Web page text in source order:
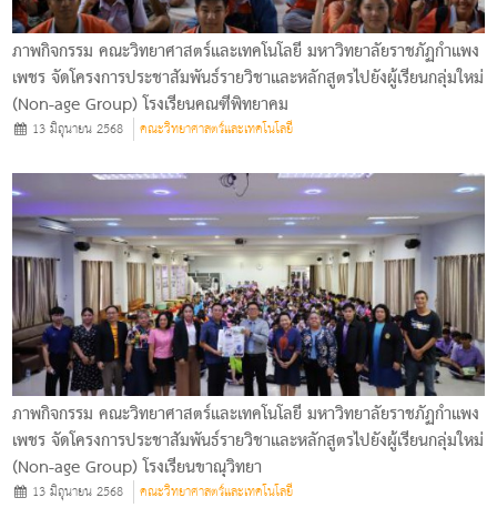
ภาพกิจกรรม คณะวิทยาศาสตร์และเทคโนโลยี มหาวิทยาลัยราชภัฏกําแพง
เพชร จัดโครงการประชาสัมพันธ์รายวิชาและหลักสูตรไปยังผู้เรียนกลุ่มใหม่
(Non-age Group) โรงเรียนคณฑีพิทยาคม
13 มิถุนายน 2568 คณะวิทยาศาสตร์และเทคโนโลยี
ภาพกิจกรรม คณะวิทยาศาสตร์และเทคโนโลยี มหาวิทยาลัยราชภัฏกําแพง
เพชร จัดโครงการประชาสัมพันธ์รายวิชาและหลักสูตรไปยังผู้เรียนกลุ่มใหม่
(Non-age Group) โรงเรียนขาณุวิทยา
13 มิถุนายน 2568 คณะวิทยาศาสตร์และเทคโนโลยี